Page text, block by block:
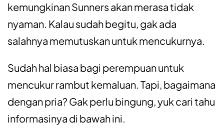
kemungkinan Sunners akan merasa tidak
nyaman. Kalau sudah begitu, gak ada
salahnya memutuskan untuk mencukurnya.
Sudah hal biasa bagi perempuan untuk
mencukur rambut kemaluan. Tapi, bagaimana
dengan pria? Gak perlu bingung, yuk cari tahu
informasinya di bawah ini.